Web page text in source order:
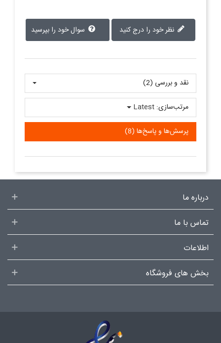
سوال خود را بپرسید
نقد و بررسی‌‌ (2)
پرسش‌ها و پاسخ‌ها (8)
مرتب‌سازی: Latest
درباره ما
تماس با ما
اطلاعات
بخش های فروشگاه